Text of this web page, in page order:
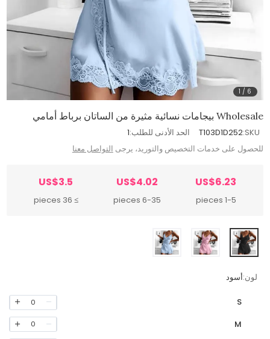
1 / 6
Wholesale بيجامات نسائية مثيرة من الساتان برباط أمامي
SKU:
T103D1D252 الحد الأدنى للطلب:1
للحصول على خدمات التخصيص والتوريد، يرجى التواصل معنا
US$6.23
1-5 pieces
US$4.02
6-35 pieces
US$3.5
≥ 36 pieces
لون:أسود
S
0
M
0